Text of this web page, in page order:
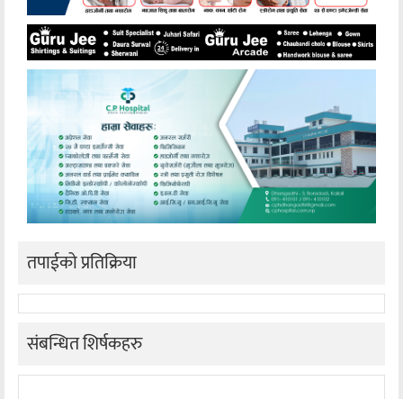
तपाईको प्रतिक्रिया
संबन्धित शिर्षकहरु